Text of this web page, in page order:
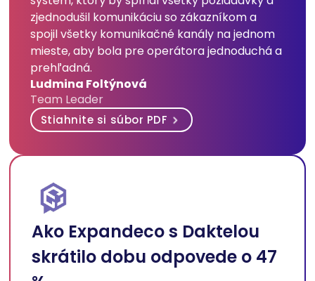
zjednodušil komunikáciu so zákazníkom a
spojil všetky komunikačné kanály na jednom
mieste, aby bola pre operátora jednoduchá a
prehľadná.
Ludmina Foltýnová
Team Leader
Stiahnite si súbor PDF
Ako Expandeco s Daktelou
skrátilo dobu odpovede o 47